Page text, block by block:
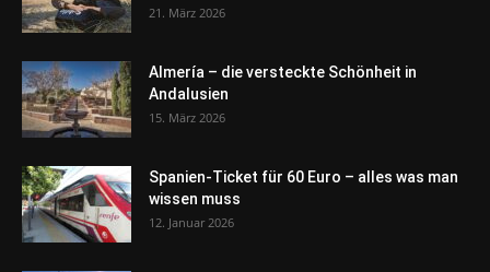
21. März 2026
Almería – die versteckte Schönheit in
Andalusien
15. März 2026
Spanien-Ticket für 60 Euro – alles was man
wissen muss
12. Januar 2026